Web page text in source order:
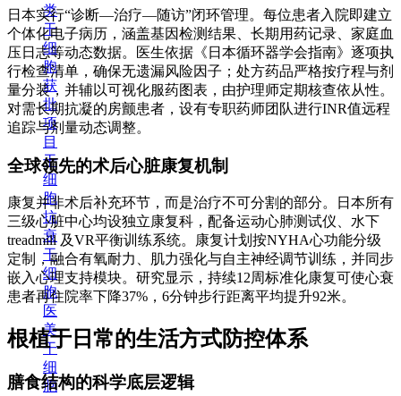
类
干
细
胞
获
批
项
目
干
细
胞
抗
衰
干
细
胞
医
美
干
细
胞
日本实行“诊断—治疗—随访”闭环管理。每位患者入院即建立
个体化电子病历，涵盖基因检测结果、长期用药记录、家庭血
压日志等动态数据。医生依据《日本循环器学会指南》逐项执
行检查清单，确保无遗漏风险因子；处方药品严格按疗程与剂
量分装，并辅以可视化服药图表，由护理师定期核查依从性。
对需长期抗凝的房颤患者，设有专职药师团队进行INR值远程
追踪与剂量动态调整。
全球领先的术后心脏康复机制
康复并非术后补充环节，而是治疗不可分割的部分。日本所有
三级心脏中心均设独立康复科，配备运动心肺测试仪、水下
treadmill 及VR平衡训练系统。康复计划按NYHA心功能分级
定制，融合有氧耐力、肌力强化与自主神经调节训练，并同步
嵌入心理支持模块。研究显示，持续12周标准化康复可使心衰
患者再住院率下降37%，6分钟步行距离平均提升92米。
根植于日常的生活方式防控体系
膳食结构的科学底层逻辑